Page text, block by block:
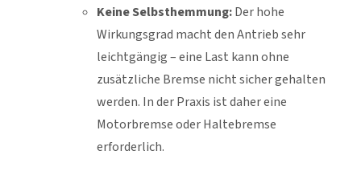
Keine Selbsthemmung:Der hohe
Wirkungsgrad macht den Antrieb sehr
leichtgängig – eine Last kann ohne
zusätzliche Bremse nicht sicher gehalten
werden. In der Praxis ist daher eine
Motorbremse oder Haltebremse
erforderlich.